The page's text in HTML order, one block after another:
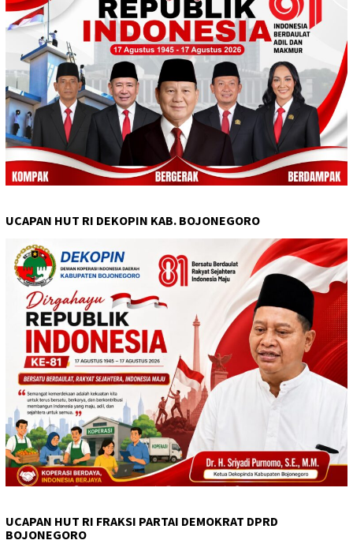
UCAPAN HUT RI DEKOPIN KAB. BOJONEGORO
UCAPAN HUT RI FRAKSI PARTAI DEMOKRAT DPRD
BOJONEGORO